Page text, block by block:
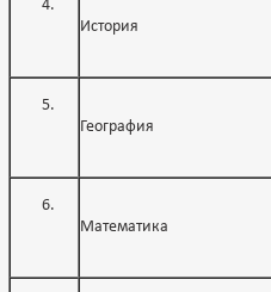
История
География
Математика